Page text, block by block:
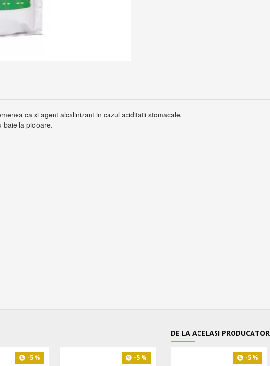
ca si agent alcalinizant in cazul aciditatii stomacale.
baie la picioare.
-5 % -5 % -5 %
DE LA ACELASI PRODUCATOR
-5 %